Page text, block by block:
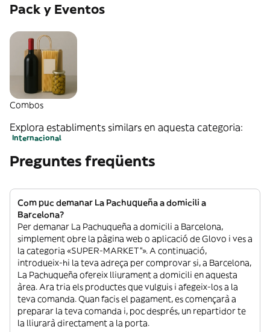
Pack y Eventos
Combos
Explora establiments similars en aquesta categoria:
Internacional
Preguntes freqüents
Com puc demanar La Pachuqueña a domicili a
Barcelona?
Per demanar La Pachuqueña a domicili a Barcelona,
simplement obre la pàgina web o aplicació de Glovo i ves a
la categoria «SUPER-MARKET”». A continuació,
introdueix-hi la teva adreça per comprovar si, a Barcelona,
La Pachuqueña ofereix lliurament a domicili en aquesta
àrea. Ara tria els productes que vulguis i afegeix-los a la
teva comanda. Quan facis el pagament, es començarà a
preparar la teva comanda i, poc després, un repartidor te
la lliurarà directament a la porta.